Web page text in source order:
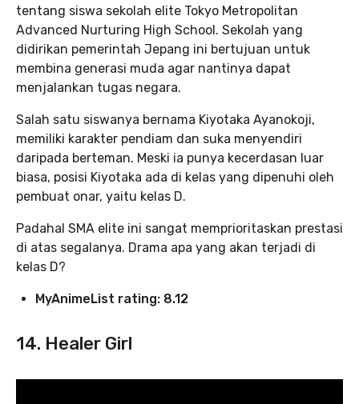
tentang siswa sekolah elite Tokyo Metropolitan
Advanced Nurturing High School. Sekolah yang
didirikan pemerintah Jepang ini bertujuan untuk
membina generasi muda agar nantinya dapat
menjalankan tugas negara.
Salah satu siswanya bernama Kiyotaka Ayanokoji,
memiliki karakter pendiam dan suka menyendiri
daripada berteman. Meski ia punya kecerdasan luar
biasa, posisi Kiyotaka ada di kelas yang dipenuhi oleh
pembuat onar, yaitu kelas D.
Padahal SMA elite ini sangat memprioritaskan prestasi
di atas segalanya. Drama apa yang akan terjadi di
kelas D?
MyAnimeList rating: 8.12
14. Healer Girl